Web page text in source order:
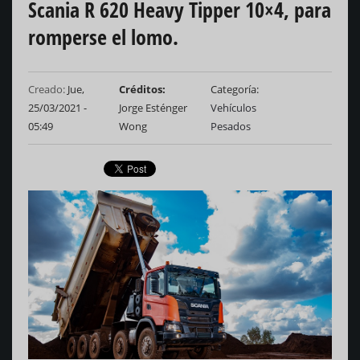
Scania R 620 Heavy Tipper 10×4, para
romperse el lomo.
Creado: Jue,
25/03/2021 -
05:49
Créditos
Jorge Esténger
Wong
Categoría
Vehículos
Pesados